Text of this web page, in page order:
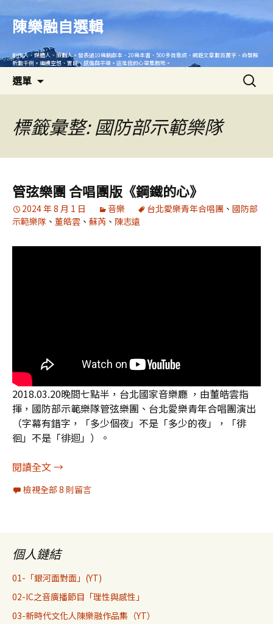
內
陳樂融自選輯
創作人、媒體人、策劃人。發表過10幾齣劇本、20幾本書、500多首歌詞、網路文章數百萬字、命盤解
析數千例。繼續空想、實踐、感傷與平復。這是我的心靈集散地。
選單
搜
尋
標籤彙整: 國防部示範樂隊
管弦樂團 合唱團版《鋼鐵的心》
2024 年 8 月 1 日 音樂 台北愛樂青年合唱團 、 國防部
示範樂隊 、 董皓雲 、 蘇芮 、 陳志遠
2018.03.20晚間七點半，台北國家音樂廳 ，由董皓雲指
揮，國防部示範樂隊管弦樂團、台北愛樂青年合唱團演出
（字幕有錯字，「多少個夜」不是「多少的夜」，「徘
徊」不是「徘迴」）。
閱讀全文管弦樂團 合唱團版《鋼鐵的心》
→
檢視全部 8 則留言
個人鏈結
01-「銀河面對面」(YT)
02-IC之音廣播節目「理性與感性」
03-新時代文化人陳樂融作品集（YT）